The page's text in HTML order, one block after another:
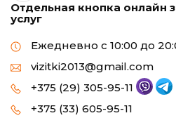
Отдельная кнопка онлайн
услуг
Ежедневно с 10:00 до
vizitki2013@gmail.com
+375 (29) 305-95-11
+375 (33) 605-95-11